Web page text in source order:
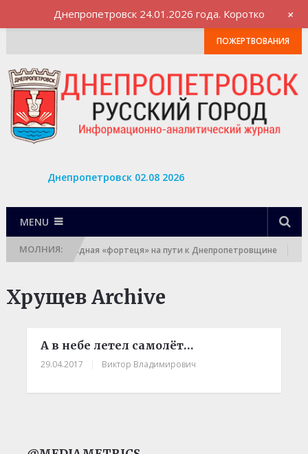
ПОЖЕРТВОВАНИЯ
Днепропетровск 02.08 2026
MENU
МОЛНИЯ:очередная «фортеця» на пути к Днепропетровщине
Хрущев Archive
А в небе летел самолёт…
29.04.2017 Виктор Владимирович
Днепропетровск 24.01.2026 года. Коротко +